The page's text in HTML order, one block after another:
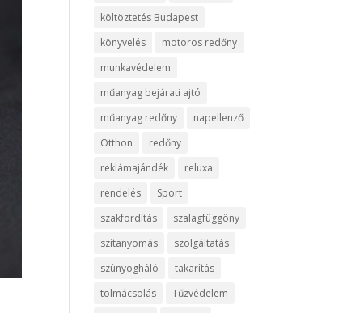
költöztetés Budapest
könyvelés
motoros redőny
munkavédelem
műanyag bejárati ajtó
műanyag redőny
napellenző
Otthon
redőny
reklámajándék
reluxa
rendelés
Sport
szakfordítás
szalagfüggöny
szitanyomás
szolgáltatás
szúnyogháló
takarítás
tolmácsolás
Tűzvédelem